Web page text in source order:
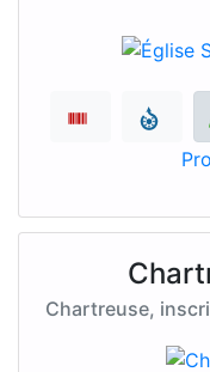
Chartreuse,